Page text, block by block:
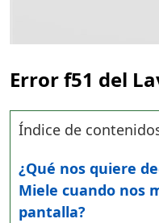
Error f51 del
Índice de
¿Qué nos quiere
Miele cuando nos
pantalla?